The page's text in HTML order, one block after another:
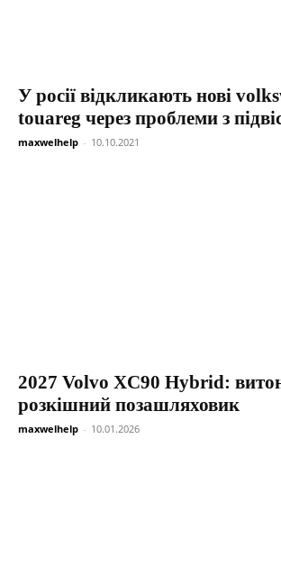
У росії відкликають нові
touareg через проблеми з
maxwelhelp - 10.10.2021
2027 Volvo XC90 Hybrid:
розкішний позашляховик
maxwelhelp - 10.01.2026